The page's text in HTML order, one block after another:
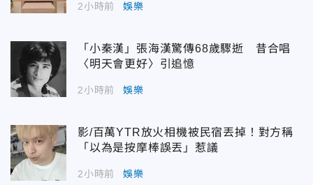
2小時前 娛樂
「小秦漢」張海漢驚傳68歲驟逝 昔合唱
〈明天會更好〉引追憶
2小時前 娛樂
影/百萬YTR放火相機被民宿丟掉！對方稱
「以為是按摩棒誤丟」惹議
2小時前 娛樂